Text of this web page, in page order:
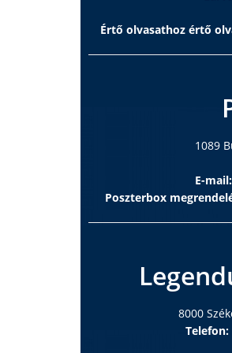
Értő olvasathoz értő
1089
E-mail:
Poszterbox
8000
Telefon: